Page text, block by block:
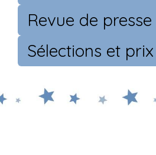
Revue de presse
Sélections et prix